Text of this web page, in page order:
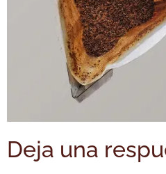
Deja una